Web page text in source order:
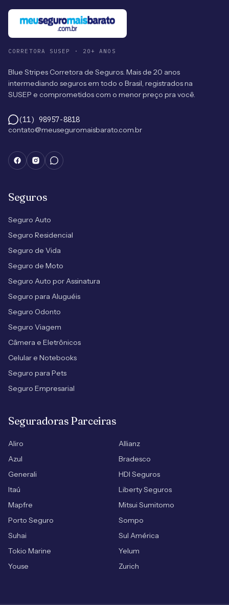
CORRETORA SUSEP · 20+ ANOS
Blue Stripes Corretora de Seguros. Mais de 20 anos
intermediando seguros em todo o Brasil, registrados na
SUSEP e comprometidos com o menor preço pra você.
(11) 98957-8818
contato@meuseguromaisbarato.com.br
Seguros
Seguro Auto
Seguro Residencial
Seguro de Vida
Seguro de Moto
Seguro Auto por Assinatura
Seguro para Aluguéis
Seguro Odonto
Seguro Viagem
Câmera e Eletrônicos
Celular e Notebooks
Seguro para Pets
Seguro Empresarial
Seguradoras Parceiras
Aliro
Allianz
Azul
Bradesco
Generali
HDI Seguros
Itaú
Liberty Seguros
Mapfre
Mitsui Sumitomo
Porto Seguro
Sompo
Suhai
Sul América
Tokio Marine
Yelum
Youse
Zurich